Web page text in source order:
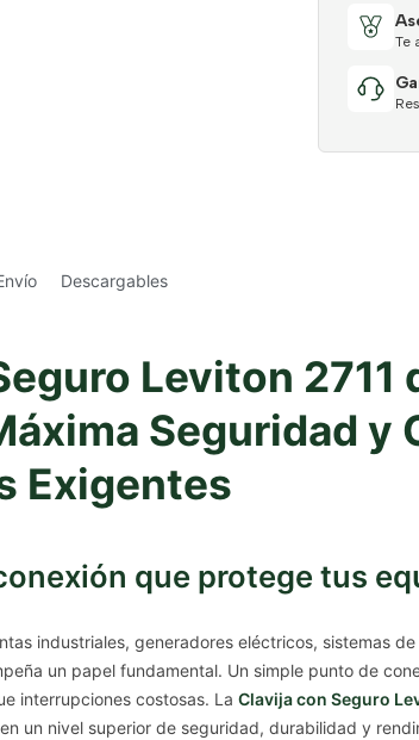
Te
Descargables
Leviton 2711
Seguridad y
Exigentes
que protege tus
industriales, generadores eléctricos, sistemas
un papel fundamental. Un simple punto de
interrupciones costosas. La Clavija con Seguro
un nivel superior de seguridad, durabilidad y